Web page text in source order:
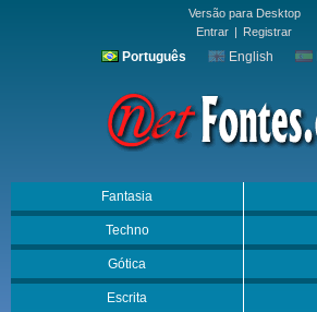
Versão para Desktop
Entrar | Registrar
Português English
Fantasia
Techno
Gótica
Escrita